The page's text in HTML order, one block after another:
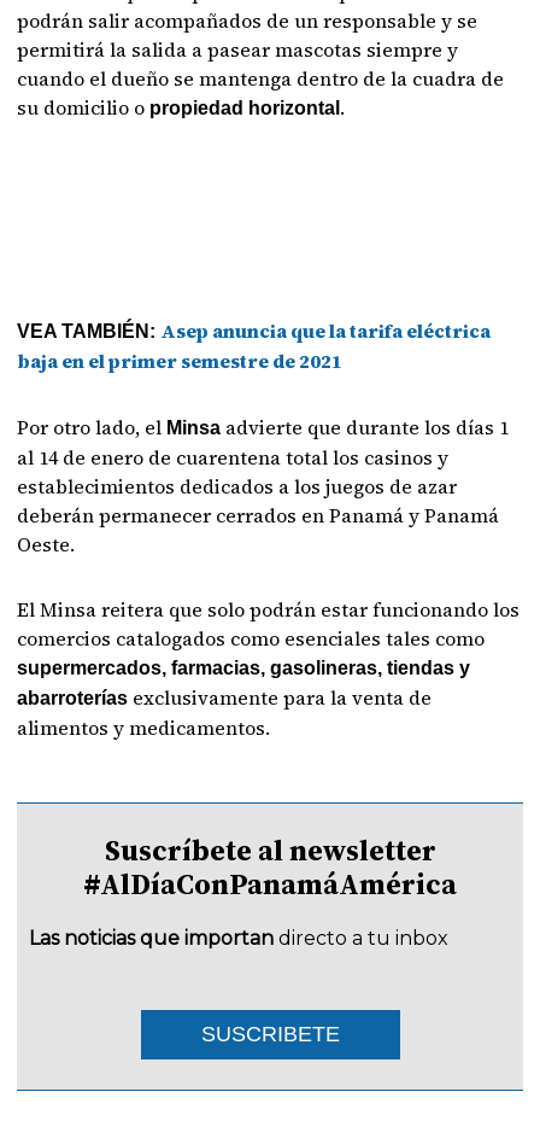
podrán salir acompañados de un responsable y se
permitirá la salida a pasear mascotas siempre y
cuando el dueño se mantenga dentro de la cuadra de
su domicilio o propiedad horizontal .
VEA TAMBIÉN: Asep anuncia que la tarifa eléctrica
baja en el primer semestre de 2021
Por otro lado, el Minsa advierte que durante los días 1
al 14 de enero de cuarentena total los casinos y
establecimientos dedicados a los juegos de azar
deberán permanecer cerrados en Panamá y Panamá
Oeste.
El Minsa reitera que solo podrán estar funcionando los
comercios catalogados como esenciales tales como
supermercados, farmacias, gasolineras, tiendas y
abarroterías exclusivamente para la venta de
alimentos y medicamentos.
Suscríbete al newsletter
#AlDíaConPanamáAmérica
Las noticias que importan directo a tu inbox
SUSCRIBETE